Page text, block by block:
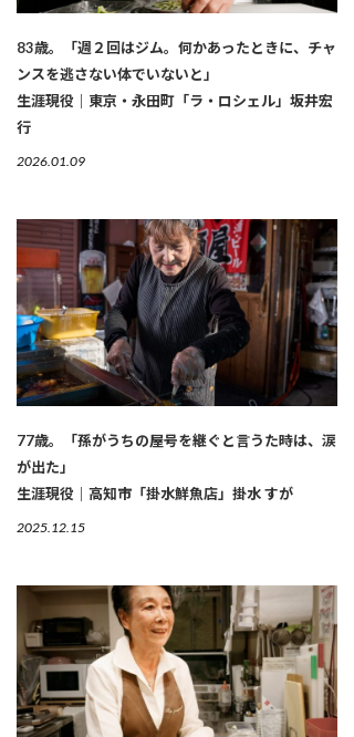
83歳。「週２回はジム。何かあったときに、チャ
ンスを逃さない体でいないと」
生涯現役｜東京・永田町「ラ・ロシェル」坂井宏
行
2026.01.09
77歳。「孫がうちの屋号を継ぐと言うた時は、涙
が出た」
生涯現役｜高知市「掛水鮮魚店」掛水 すが
2025.12.15